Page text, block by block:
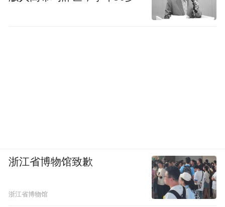
浙江省博物馆致歉
浙江省博物馆